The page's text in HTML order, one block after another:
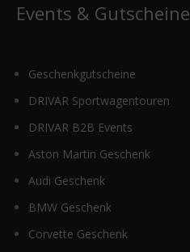
Events & Gutscheine
Geschenkgutscheine
DRIVAR Sportwagentouren
DRIVAR B2B Events
Aston Martin Geschenk
Audi Geschenk
BMW Geschenk
Corvette Geschenk